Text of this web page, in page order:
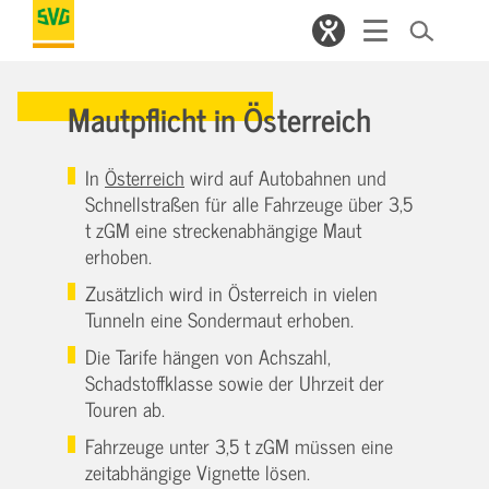
Mautpflicht in Österreich
In Österreich wird auf Autobahnen und
Schnellstraßen für alle Fahrzeuge über 3,5
t zGM eine streckenabhängige Maut
erhoben.
Zusätzlich wird in Österreich in vielen
Tunneln eine Sondermaut erhoben.
Die Tarife hängen von Achszahl,
Schadstoffklasse sowie der Uhrzeit der
Touren ab.
Fahrzeuge unter 3,5 t zGM müssen eine
zeitabhängige Vignette lösen.